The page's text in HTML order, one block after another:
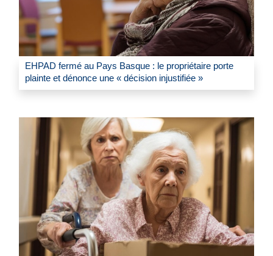
EHPAD fermé au Pays Basque : le propriétaire porte
plainte et dénonce une « décision injustifiée »